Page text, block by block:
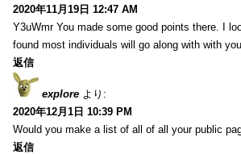
2020年11月19日 12:47 AM
Y3uWmr You made some good points there. I
found most individuals will go along with with
返信
explore より:
2020年12月1日 10:39 PM
Would you make a list of all of all your public
返信